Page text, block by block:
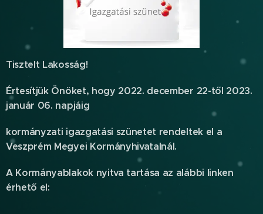
Tisztelt Lakosság!
Értesítjük Önöket, hogy 2022. december 22-től 2023.
január 06. napjáig
kormányzati igazgatási szünetet rendeltek el a
Veszprém Megyei Kormányhivatalnál.
A Kormányablakok nyitva tartása az alábbi linken
érhető el: